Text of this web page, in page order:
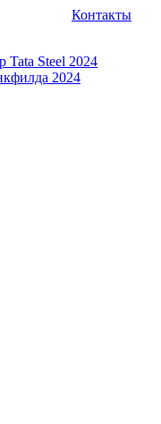
Контакты
Tata Steel 2024
2024